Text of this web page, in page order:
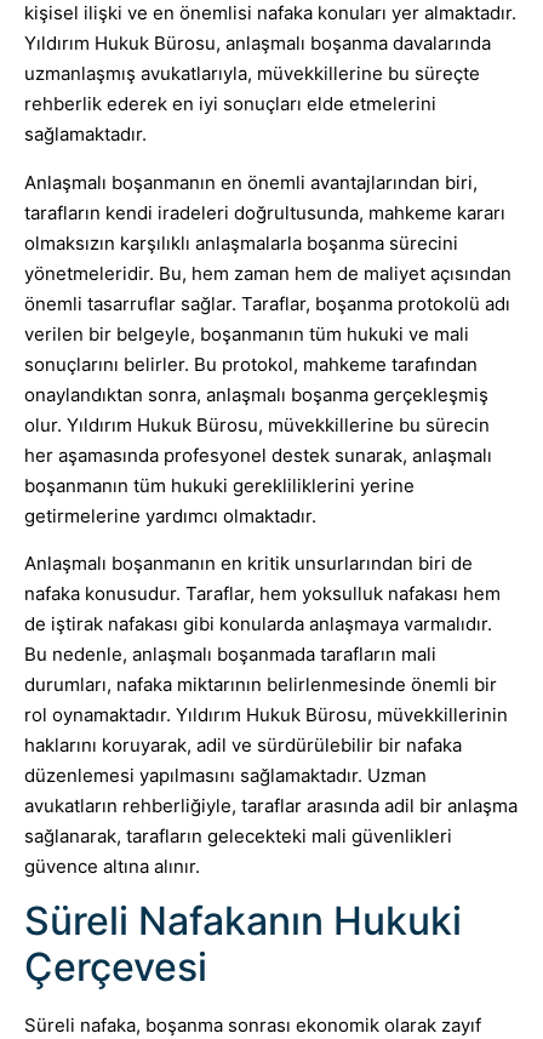
kişisel ilişki ve en önemlisi nafaka konuları yer almaktadır.
Yıldırım Hukuk Bürosu, anlaşmalı boşanma davalarında
uzmanlaşmış avukatlarıyla, müvekkillerine bu süreçte
rehberlik ederek en iyi sonuçları elde etmelerini
sağlamaktadır.
Anlaşmalı boşanmanın en önemli avantajlarından biri,
tarafların kendi iradeleri doğrultusunda, mahkeme kararı
olmaksızın karşılıklı anlaşmalarla boşanma sürecini
yönetmeleridir. Bu, hem zaman hem de maliyet açısından
önemli tasarruflar sağlar. Taraflar, boşanma protokolü adı
verilen bir belgeyle, boşanmanın tüm hukuki ve mali
sonuçlarını belirler. Bu protokol, mahkeme tarafından
onaylandıktan sonra, anlaşmalı boşanma gerçekleşmiş
olur. Yıldırım Hukuk Bürosu, müvekkillerine bu sürecin
her aşamasında profesyonel destek sunarak, anlaşmalı
boşanmanın tüm hukuki gerekliliklerini yerine
getirmelerine yardımcı olmaktadır.
Anlaşmalı boşanmanın en kritik unsurlarından biri de
nafaka konusudur. Taraflar, hem yoksulluk nafakası hem
de iştirak nafakası gibi konularda anlaşmaya varmalıdır.
Bu nedenle, anlaşmalı boşanmada tarafların mali
durumları, nafaka miktarının belirlenmesinde önemli bir
rol oynamaktadır. Yıldırım Hukuk Bürosu, müvekkillerinin
haklarını koruyarak, adil ve sürdürülebilir bir nafaka
düzenlemesi yapılmasını sağlamaktadır. Uzman
avukatların rehberliğiyle, taraflar arasında adil bir anlaşma
sağlanarak, tarafların gelecekteki mali güvenlikleri
güvence altına alınır.
Süreli Nafakanın Hukuki
Çerçevesi
Süreli nafaka, boşanma sonrası ekonomik olarak zayıf